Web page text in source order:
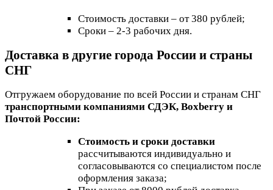
Стоимость доставки – от 380 рублей;
Сроки – 2-3 рабочих дня.
Доставка в другие города России и страны
СНГ
Отгружаем оборудование по всей России и странам СНГ
транспортными компаниями СДЭК, Boxberry и
Почтой России:
Стоимость и сроки доставки
рассчитываются индивидуально и
согласовываются со специалистом после
оформления заказа;